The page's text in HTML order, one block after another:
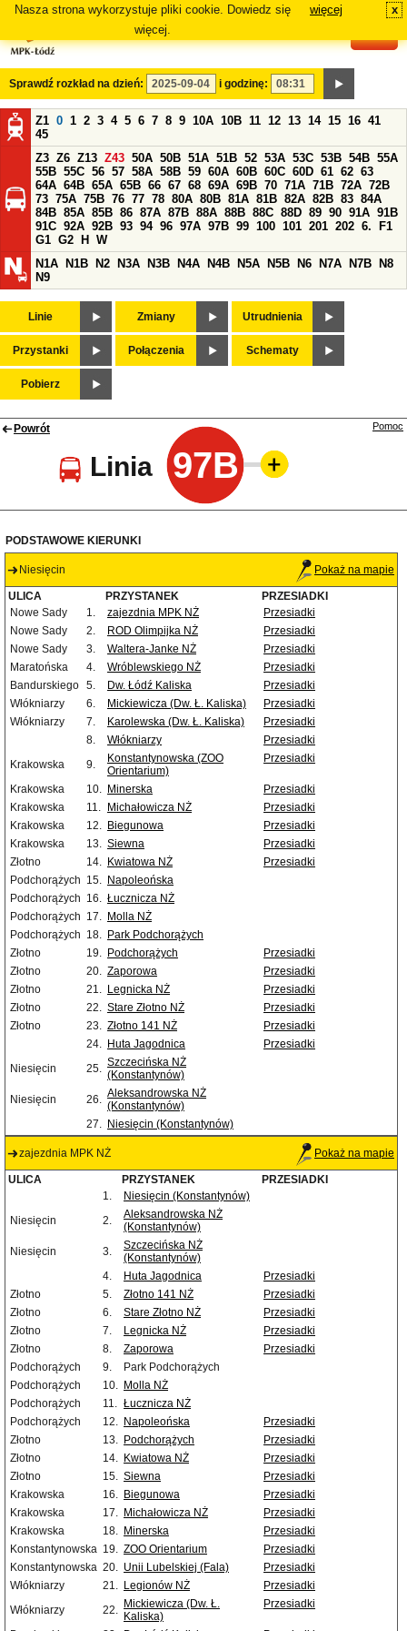
Nasza strona wykorzystuje pliki cookie. Dowiedz się
więcej.
więcej x
Sprawdź rozkład na dzień: i godzinę:
Z1 0 1 2 3 4 5 6 7 8 9 10A 10B 11 12 13 14 15 16 41
45
Z3 Z6 Z13 Z43 50A 50B 51A 51B 52 53A 53C 53B 54B 55A
55B 55C 56 57 58A 58B 59 60A 60B 60C 60D 61 62 63
64A 64B 65A 65B 66 67 68 69A 69B 70 71A 71B 72A 72B
73 75A 75B 76 77 78 80A 80B 81A 81B 82A 82B 83 84A
84B 85A 85B 86 87A 87B 88A 88B 88C 88D 89 90 91A 91B
91C 92A 92B 93 94 96 97A 97B 99 100 101 201 202 6.
F1
G1 G2 H
W
N1A
N1B N2 N3A N3B N4A N4B N5A N5B N6 N7A N7B
N8
N9
Linie Zmiany Utrudnienia
Przystanki Połączenia Schematy
Pobierz
Powrót
Linia 97B
Pomoc
PODSTAWOWE KIERUNKI
Niesięcin Pokaż na mapie
ULICA PRZYSTANEK
PRZESIADKI
Nowe Sady
1. zajezdnia MPK NŻ
Przesiadki
Nowe Sady
2. ROD Olimpijka NŻ
Przesiadki
Nowe Sady
3. Waltera-Janke NŻ
Przesiadki
Maratońska
4. Wróblewskiego NŻ
Przesiadki
Bandurskiego 5. Dw. Łódź Kaliska
Przesiadki
Włókniarzy
6. Mickiewicza (Dw. Ł. Kaliska)
Przesiadki
Włókniarzy
7. Karolewska (Dw. Ł. Kaliska)
Przesiadki
8.
Włókniarzy
Przesiadki
Krakowska
9.
Konstantynowska (ZOO
Orientarium)
Przesiadki
Krakowska 10. Minerska
Przesiadki
Krakowska
11. Michałowicza NŻ
Przesiadki
Krakowska
12. Biegunowa
Przesiadki
Krakowska
13. Siewna
Przesiadki
Złotno
14. Kwiatowa NŻ
Przesiadki
Podchorążych 15. Napoleońska
Podchorążych 16. Łucznicza NŻ
Podchorążych 17. Molla NŻ
Podchorążych 18. Park Podchorążych
Złotno
19. Podchorążych
Przesiadki
Złotno
20. Zaporowa
Przesiadki
Złotno
21. Legnicka NŻ
Przesiadki
Złotno
22. Stare Złotno NŻ
Przesiadki
Złotno
23. Złotno 141 NŻ
Przesiadki
24. Huta Jagodnica
Przesiadki
Niesięcin
25. Szczecińska NŻ
(Konstantynów)
Niesięcin
26. Aleksandrowska NŻ
(Konstantynów)
27. Niesięcin (Konstantynów)
zajezdnia MPK NŻ Pokaż na mapie
ULICA PRZYSTANEK
PRZESIADKI
1.
Niesięcin (Konstantynów)
Niesięcin
2.
Aleksandrowska NŻ
(Konstantynów)
Niesięcin
3.
Szczecińska NŻ
(Konstantynów)
4.
Huta Jagodnica
Przesiadki
Złotno
5. Złotno 141 NŻ
Przesiadki
Złotno
6. Stare Złotno NŻ
Przesiadki
Złotno
7. Legnicka NŻ
Przesiadki
Złotno
8. Zaporowa
Przesiadki
Podchorążych
9.
Park Podchorążych
Podchorążych
10. Molla NŻ
Podchorążych
11. Łucznicza NŻ
Podchorążych
12. Napoleońska
Przesiadki
Złotno
13. Podchorążych
Przesiadki
Złotno
14. Kwiatowa NŻ
Przesiadki
Złotno
15. Siewna
Przesiadki
Krakowska
16. Biegunowa
Przesiadki
Krakowska
17. Michałowicza NŻ
Przesiadki
Krakowska
18. Minerska
Przesiadki
Konstantynowska 19. ZOO Orientarium
Przesiadki
Konstantynowska 20. Unii Lubelskiej (Fala)
Przesiadki
Włókniarzy
21. Legionów NŻ
Przesiadki
Włókniarzy
22. Mickiewicza (Dw. Ł.
Kaliska)
Przesiadki